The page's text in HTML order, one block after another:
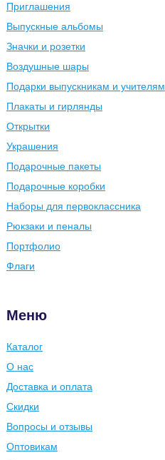
Приглашения
Выпускные альбомы
Значки и розетки
Воздушные шары
Подарки выпускникам и учителям
Плакаты и гирлянды
Открытки
Украшения
Подарочные пакеты
Подарочные коробки
Наборы для первоклассника
Рюкзаки и пеналы
Портфолио
Флаги
Меню
Каталог
О нас
Доставка и оплата
Скидки
Вопросы и отзывы
Оптовикам